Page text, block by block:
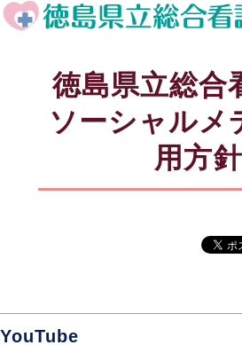
徳島県立総合
ソーシャルメ
用方針
YouTube